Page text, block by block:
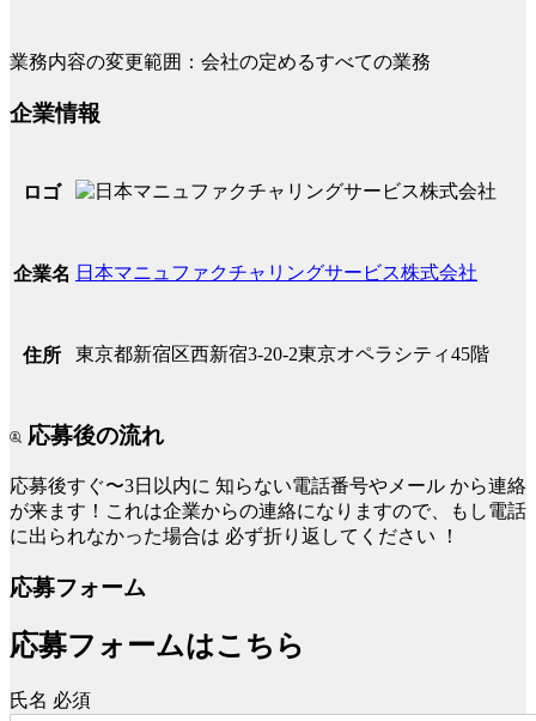
業務内容の変更範囲：会社の定めるすべての業務
企業情報
ロゴ
企業名 日本マニュファクチャリングサービス株式会社
住所 東京都新宿区西新宿3-20-2東京オペラシティ45階
応募後の流れ
応募後すぐ〜3日以内に 知らない電話番号やメール から連絡
が来ます！これは企業からの連絡になりますので、もし電話
に出られなかった場合は 必ず折り返してください ！
応募フォーム
応募フォームはこちら
氏名 必須